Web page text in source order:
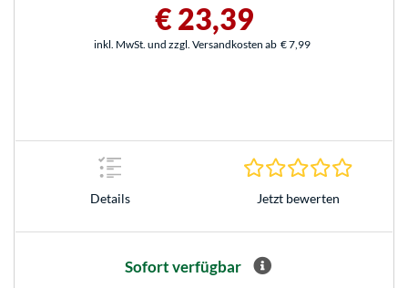
€ 23,39
inkl. MwSt. und zzgl. Versandkosten ab € 7,99
Details Jetzt bewerten
Sofort verfügbar